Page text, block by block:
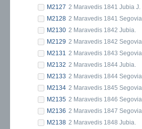
M2127 2 Maravedis 1841 Jubia J.
M2128 2 Maravedis 1841 Segovia.
M2130 2 Maravedis 1842 Jubia.
M2129 2 Maravedis 1842 Segovia.
M2131
2 Maravedis 1843 Segovia.
M2132 2 Maravedis 1844 Jubia.
M2133 2 Maravedis 1844 Segovia.
M2134 2 Maravedis 1845 Segovia.
M2135 2 Maravedis 1846 Segovia.
M2136 2 Maravedis 1847 Segovia.
M2138 2 Maravedis 1848 Jubia.